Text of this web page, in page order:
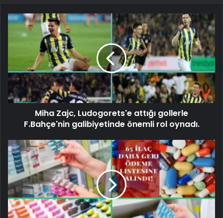
Miha Zajc, Ludogorets'e attığı gollerle
F.Bahçe'nin galibiyetinde önemli rol oynadı.